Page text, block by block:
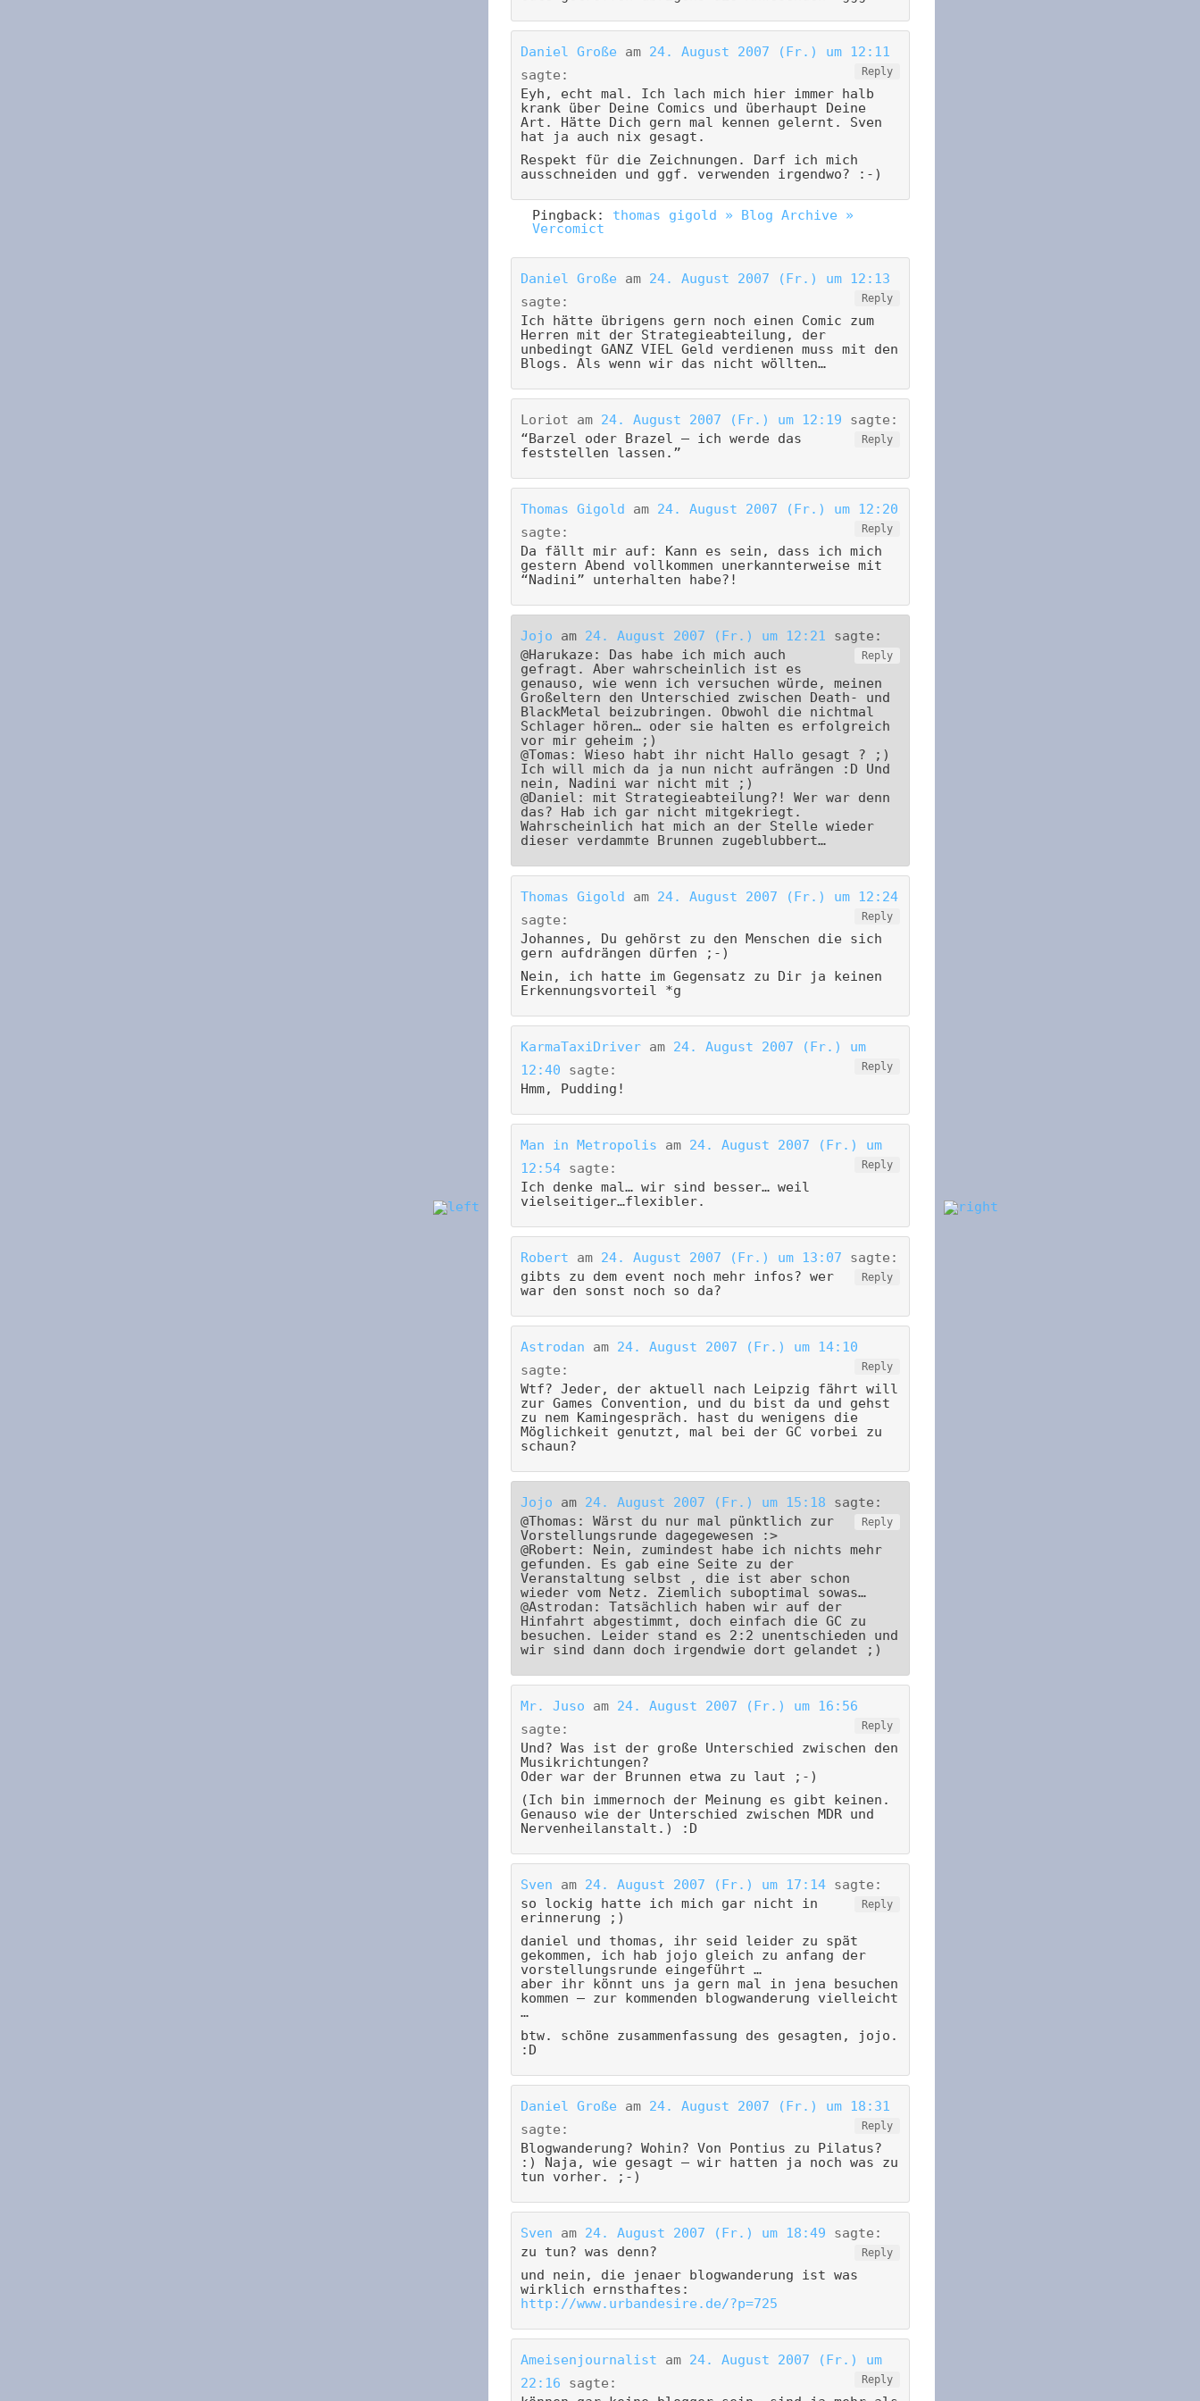
Daniel Große am 24. August 2007 (Fr.) um 12:11
sagte:
Reply
Eyh, echt mal. Ich lach mich hier immer halb
krank über Deine Comics und überhaupt Deine
Art. Hätte Dich gern mal kennen gelernt. Sven
hat ja auch nix gesagt.
Respekt für die Zeichnungen. Darf ich mich
ausschneiden und ggf. verwenden irgendwo? :-)
Pingback: thomas gigold » Blog Archive »
Vercomict
Daniel Große am 24. August 2007 (Fr.) um 12:13
sagte:
Reply
Ich hätte übrigens gern noch einen Comic zum
Herren mit der Strategieabteilung, der
unbedingt GANZ VIEL Geld verdienen muss mit den
Blogs. Als wenn wir das nicht wöllten…
Loriot am 24. August 2007 (Fr.) um 12:19 sagte:
Reply
“Barzel oder Brazel – ich werde das
feststellen lassen.”
Thomas Gigold am 24. August 2007 (Fr.) um 12:20
sagte:
Reply
Da fällt mir auf: Kann es sein, dass ich mich
gestern Abend vollkommen unerkannterweise mit
“Nadini” unterhalten habe?!
Jojo am 24. August 2007 (Fr.) um 12:21 sagte:
Reply
@Harukaze: Das habe ich mich auch
gefragt. Aber wahrscheinlich ist es
genauso, wie wenn ich versuchen würde, meinen
Großeltern den Unterschied zwischen Death- und
BlackMetal beizubringen. Obwohl die nichtmal
Schlager hören… oder sie halten es erfolgreich
vor mir geheim ;)
@Tomas: Wieso habt ihr nicht Hallo gesagt ? ;)
Ich will mich da ja nun nicht aufrängen :D Und
nein, Nadini war nicht mit ;)
@Daniel: mit Strategieabteilung?! Wer war denn
das? Hab ich gar nicht mitgekriegt.
Wahrscheinlich hat mich an der Stelle wieder
dieser verdammte Brunnen zugeblubbert…
Thomas Gigold am 24. August 2007 (Fr.) um 12:24
sagte:
Reply
Johannes, Du gehörst zu den Menschen die sich
gern aufdrängen dürfen ;-)
Nein, ich hatte im Gegensatz zu Dir ja keinen
Erkennungsvorteil *g
KarmaTaxiDriver am 24. August 2007 (Fr.) um
12:40
sagte: Reply
Hmm, Pudding!
Man in Metropolis am 24. August 2007 (Fr.) um
12:54 sagte: Reply
Ich denke mal… wir sind besser… weil
vielseitiger…flexibler.
Robert am 24. August 2007 (Fr.) um 13:07 sagte:
Reply
gibts zu dem event noch mehr infos? wer
war den sonst noch so da?
Astrodan am 24. August 2007 (Fr.) um 14:10
sagte:
Reply
Wtf? Jeder, der aktuell nach Leipzig fährt will
zur Games Convention, und du bist da und gehst
zu nem Kamingespräch. hast du wenigens die
Möglichkeit genutzt, mal bei der GC vorbei zu
schaun?
Jojo am 24. August 2007 (Fr.) um 15:18 sagte:
Reply
@Thomas: Wärst du nur mal pünktlich zur
Vorstellungsrunde dagegewesen :>
@Robert: Nein, zumindest habe ich nichts mehr
gefunden. Es gab eine Seite zu der
Veranstaltung selbst , die ist aber schon
wieder vom Netz. Ziemlich suboptimal sowas…
@Astrodan: Tatsächlich haben wir auf der
Hinfahrt abgestimmt, doch einfach die GC zu
besuchen. Leider stand es 2:2 unentschieden und
wir sind dann doch irgendwie dort gelandet ;)
Mr. Juso am 24. August 2007 (Fr.) um 16:56
sagte:
Reply
Und? Was ist der große Unterschied zwischen den
Musikrichtungen?
Oder war der Brunnen etwa zu laut ;-)
(Ich bin immernoch der Meinung es gibt keinen.
Genauso wie der Unterschied zwischen MDR und
Nervenheilanstalt.) :D
Sven am 24. August 2007 (Fr.) um 17:14 sagte:
Reply
so lockig hatte ich mich gar nicht in
erinnerung ;)
daniel und thomas, ihr seid leider zu spät
gekommen, ich hab jojo gleich zu anfang der
vorstellungsrunde eingeführt …
aber ihr könnt uns ja gern mal in jena besuchen
kommen – zur kommenden blogwanderung vielleicht
…
btw. schöne zusammenfassung des gesagten, jojo.
:D
Daniel Große am 24. August 2007 (Fr.) um 18:31
sagte:
Reply
Blogwanderung? Wohin? Von Pontius zu Pilatus?
:) Naja, wie gesagt – wir hatten ja noch was zu
tun vorher. ;-)
Sven am 24. August 2007 (Fr.) um 18:49 sagte:
Reply
zu tun? was denn?
und nein, die jenaer blogwanderung ist was
wirklich ernsthaftes:
http://www.urbandesire.de/?p=725
Ameisenjournalist am 24. August 2007 (Fr.) um
22:16
sagte: Reply